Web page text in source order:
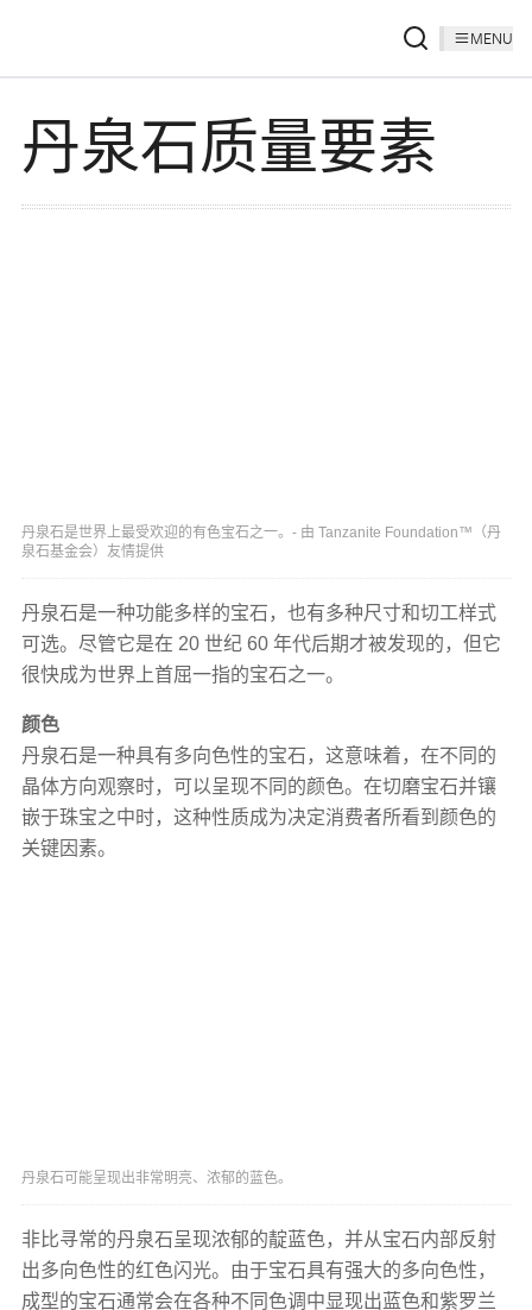
MENU
丹泉石质量要素
丹泉石是世界上最受欢迎的有色宝石之一。- 由 Tanzanite Foundation™（丹
泉石基金会）友情提供
丹泉石是一种功能多样的宝石，也有多种尺寸和切工样式
可选。尽管它是在 20 世纪 60 年代后期才被发现的，但它
很快成为世界上首屈一指的宝石之一。
颜色
丹泉石是一种具有多向色性的宝石，这意味着，在不同的
晶体方向观察时，可以呈现不同的颜色。在切磨宝石并镶
嵌于珠宝之中时，这种性质成为决定消费者所看到颜色的
关键因素。
丹泉石可能呈现出非常明亮、浓郁的蓝色。
非比寻常的丹泉石呈现浓郁的靛蓝色，并从宝石内部反射
出多向色性的红色闪光。由于宝石具有强大的多向色性，
成型的宝石通常会在各种不同色调中显现出蓝色和紫罗兰